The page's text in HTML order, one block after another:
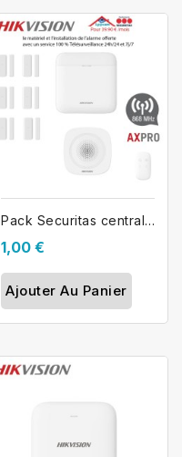
Pack Securitas centrale alarme...
1,00 €
Ajouter Au Panier